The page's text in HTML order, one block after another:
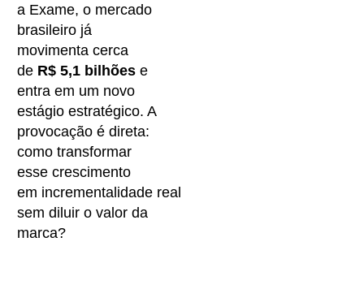
a Exame, o mercado
brasileiro já
movimenta cerca
de R$ 5,1 bilhõese
entra em um novo
estágio estratégico. A
provocação é direta:
como transformar
esse crescimento
em incrementalidade real,
sem diluir o valor da
marca?